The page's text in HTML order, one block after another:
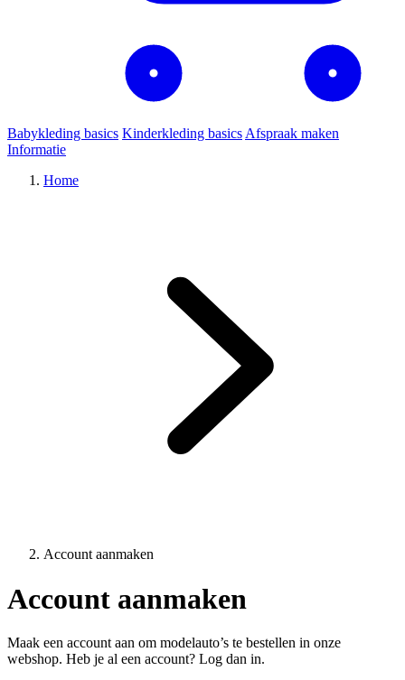
Babykleding basics Kinderkleding basics Afspraak maken
Informatie
Home
Account aanmaken
Account aanmaken
Maak een account aan om modelauto’s te bestellen in onze
webshop. Heb je al een account? Log dan in.